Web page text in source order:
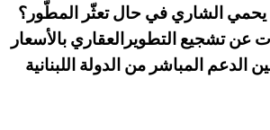
يحمي الشاري في حال تعثّر المطّور؟
عن تشجيع التطويرالعقاري بالأسعار
الدعم المباشر من الدولة اللبنانية